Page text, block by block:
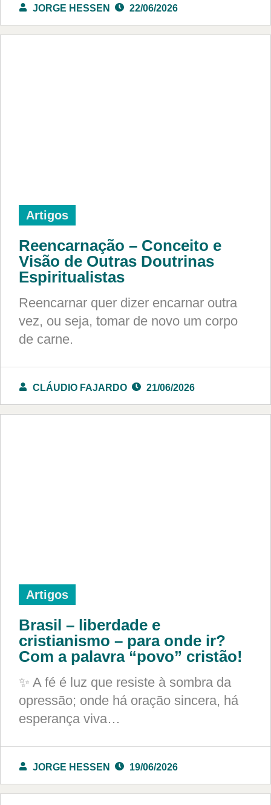
JORGE HESSEN 22/06/2026
Artigos
Reencarnação – Conceito e
Visão de Outras Doutrinas
Espiritualistas
Reencarnar quer dizer encarnar outra
vez, ou seja, tomar de novo um corpo
de carne.
CLÁUDIO FAJARDO 21/06/2026
Artigos
Brasil – liberdade e
cristianismo – para onde ir?
Com a palavra “povo” cristão!
✨ A fé é luz que resiste à sombra da
opressão; onde há oração sincera, há
esperança viva…
JORGE HESSEN 19/06/2026